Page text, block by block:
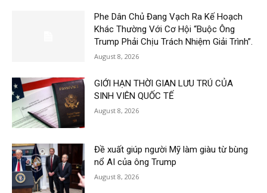
Phe Dân Chủ Đang Vạch Ra Kế Hoạch
Khác Thường Với Cơ Hội “Buộc Ông
Trump Phải Chịu Trách Nhiệm Giải Trình”.
August 8, 2026
GIỚI HẠN THỜI GIAN LƯU TRÚ CỦA
SINH VIÊN QUỐC TẾ
August 8, 2026
Đề xuất giúp người Mỹ làm giàu từ bùng
nổ AI của ông Trump
August 8, 2026